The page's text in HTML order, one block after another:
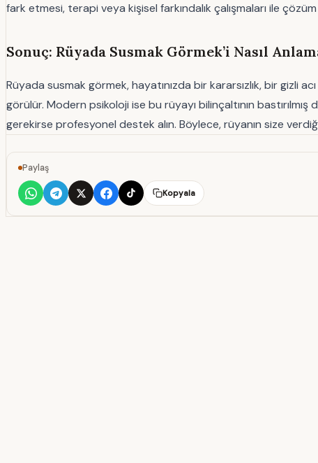
fark etmesi, terapi veya kişisel farkındalık çalışmaları ile
Sonuç: Rüyada Susmak Görmek’i Nasıl
Rüyada susmak görmek, hayatınızda bir kararsızlık, bir gizli
görülür. Modern psikoloji ise bu rüyayı bilinçaltının
gerekirse profesyonel destek alın. Böylece, rüyanın size
Paylaş
Kopyala